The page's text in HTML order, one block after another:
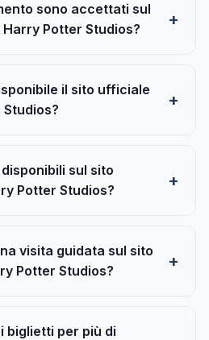
sono accettati sul
Potter Studios?
il sito ufficiale
sul sito
Potter Studios?
visita guidata sul sito
Potter Studios?
biglietti per più di